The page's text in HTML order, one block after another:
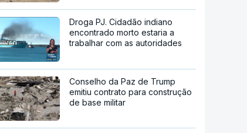
Droga PJ. Cidadão indiano
encontrado morto estaria a
trabalhar com as autoridades
Conselho da Paz de Trump
emitiu contrato para construção
de base militar